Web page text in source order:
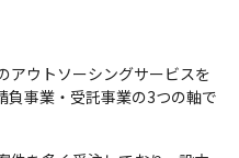
アウトソーシングサービスを
負事業・受託事業の3つの軸で